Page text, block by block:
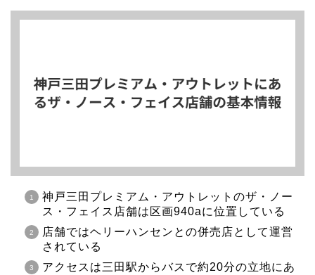
神戸三田プレミアム・アウトレットのザ・ノー
ス・フェイス店舗は区画940aに位置している
店舗ではヘリーハンセンとの併売店として運営
されている
アクセスは三田駅からバスで約20分の立地にあ